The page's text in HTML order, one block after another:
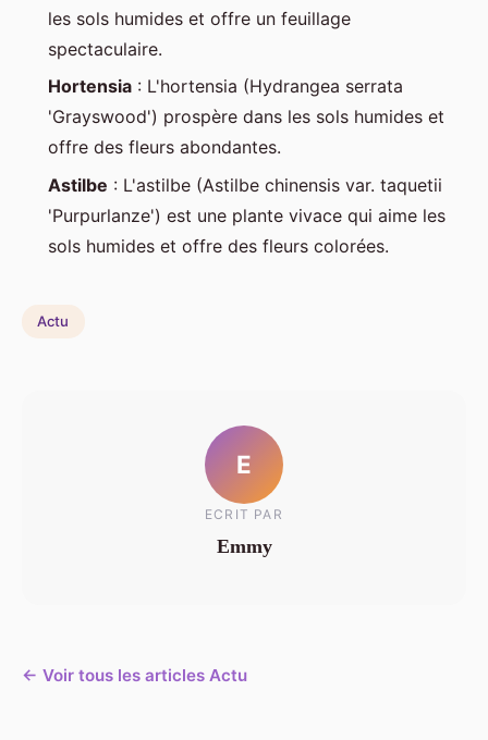
les sols humides et offre un feuillage
spectaculaire.
Hortensia : L'hortensia (Hydrangea serrata
'Grayswood') prospère dans les sols humides et
offre des fleurs abondantes.
Astilbe : L'astilbe (Astilbe chinensis var. taquetii
'Purpurlanze') est une plante vivace qui aime les
sols humides et offre des fleurs colorées.
Actu
E
ECRIT PAR
Emmy
← Voir tous les articles Actu